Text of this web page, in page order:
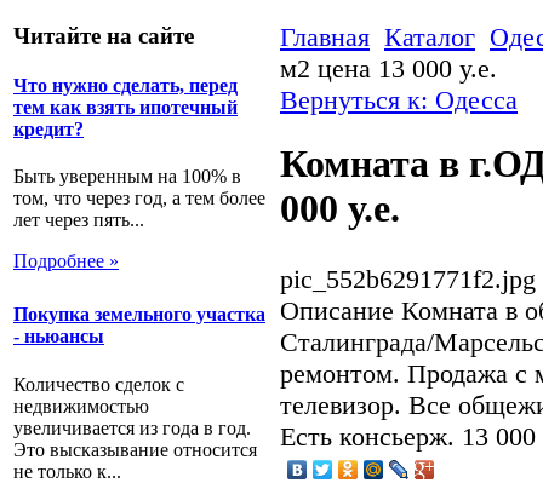
Читайте на сайте
Что нужно сделать, перед
тем как взять ипотечный
кредит?
Быть уверенным на 100% в
том, что через год, а тем более
лет через пять...
Подробнее »
Покупка земельного участка
- ньюансы
Количество сделок с
недвижимостью
увеличивается из года в год.
Это высказывание относится
не только к...
Главная Каталог
м2 цена 13 000 у.е.
Вернуться к: Одесса
Комната в
000 у.е.
pic_552b6291771f2.jpg
Описание Комната в
Сталинграда/
ремонтом. Продажа с
телевизор. Все
Есть консьерж. 13 000